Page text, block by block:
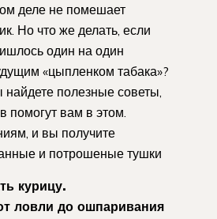
деле не помешает
Но что же делать, если
один на один
«цыпленком табака»?
найдете полезные советы,
помогут вам в этом.
и вы получите
и потрошеные тушки
курицу.
ловли до ошпаривания